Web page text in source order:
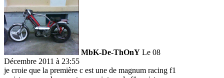
MbK-De-ThOnY Le 08
Décembre 2011 à 23:55
je croie que la première c est une de magnum racing f1